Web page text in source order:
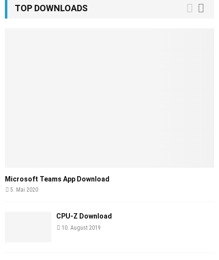
TOP DOWNLOADS
Microsoft Teams App Download
5. Mai 2020
CPU-Z Download
10. August 2019